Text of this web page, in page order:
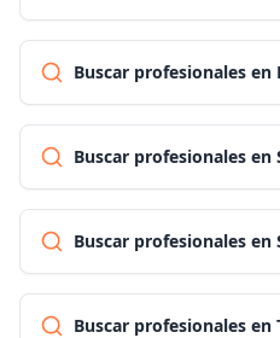
Buscar profesionales en
Buscar profesionales en
Buscar profesionales en
Buscar profesionales en